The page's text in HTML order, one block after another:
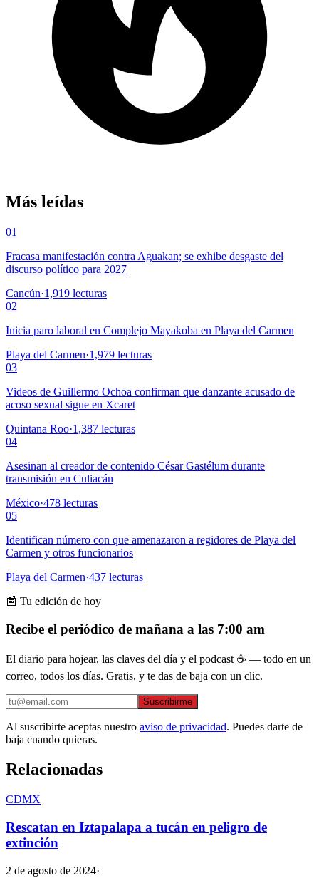
Más leídas
01
Fracasa manifestación contra Aguakan; se exhibe desgaste del
discurso político para 2027
Cancún·1,919 lecturas
02
Inicia paro laboral en Complejo Mayakoba en Playa del Carmen
Playa del Carmen·1,979 lecturas
03
Videos de Guillermo Ochoa confirman que danzante acusado de
acoso sexual sigue en Xcaret
Quintana Roo·1,387 lecturas
04
Asesinan al creador de contenido César Gastélum durante
transmisión en Culiacán
México·478 lecturas
05
Identifican número con que amenazaron a regidores de Playa del
Carmen y otros funcionarios
Playa del Carmen·437 lecturas
📰 Tu edición de hoy
Recibe el periódico de mañana a las 7:00 am
El diario para hojear, las claves del día y el podcast ☕ — todo en un
correo, todos los días. Gratis, y te das de baja con un clic.
Suscribirme
Al suscribirte aceptas nuestro aviso de privacidad. Puedes darte de
baja cuando quieras.
Relacionadas
CDMX
Rescatan en Iztapalapa a tucán en peligro de
extinción
2 de agosto de 2024·